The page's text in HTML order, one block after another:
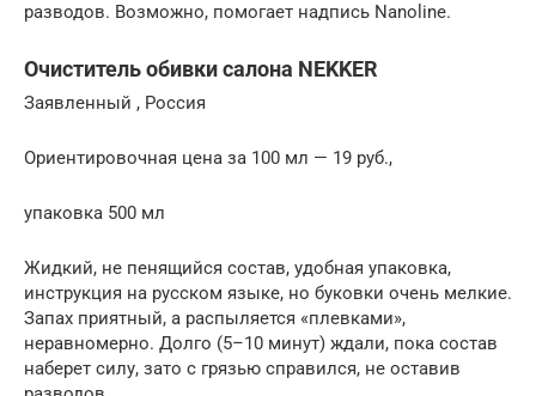
разводов. Возможно, помогает надпись Nanoline.
Очиститель обивки салона NEKKER
Заявленный , Россия
Ориентировочная цена за 100 мл — 19 руб.,
упаковка 500 мл
Жидкий, не пенящийся состав, удобная упаковка,
инструкция на русском языке, но буковки очень мелкие.
Запах приятный, а распыляется «плевками»,
неравномерно. Долго (5–10 минут) ждали, пока состав
наберет силу, зато с грязью справился, не оставив